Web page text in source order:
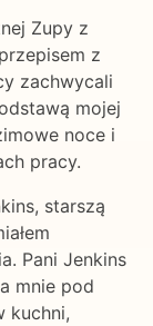
Zupy z
z
zachwycali
mojej
noce i
pracy.
starszą
Pani Jenkins
mnie pod
kuchni,